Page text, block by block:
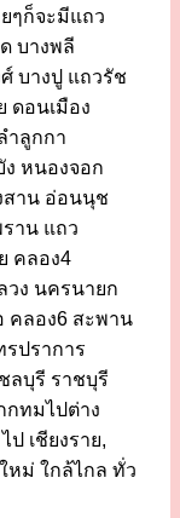
ก็จะมีแถว
บางพลี
บางปู แถวรัช
ดอนเมือง
ำลูกกา
หนองจอก
สาน อ่อนนุช
าน แถว
คลอง4
วง นครนายก
คลอง6 สะพาน
ปราการ
ลบุรี ราชบุรี
กทมไปต่าง
ป เชียงราย,
ใหม่ ใกล้ไกล ทั่ว